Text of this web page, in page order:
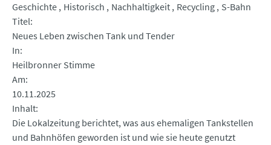
Geschichte Historisch Nachhaltigkeit Recycling S-Bahn
Titel
Neues Leben zwischen Tank und Tender
In
Heilbronner Stimme
Am
10.11.2025
Inhalt
Die Lokalzeitung berichtet, was aus ehemaligen Tankstellen
und Bahnhöfen geworden ist und wie sie heute genutzt